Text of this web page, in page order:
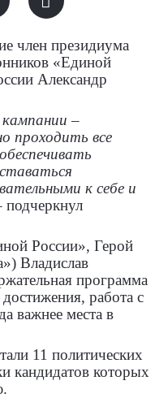
член президиума
«Единой
Александр
кампании –
проходить все
к себе и
подчеркнул
России», Герой
Владислав
программа
работа с
важнее места в
11 политических
кандидатов которых